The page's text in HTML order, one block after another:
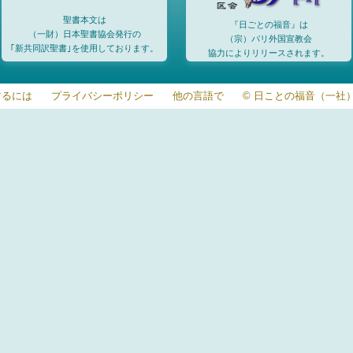
聖書本文は
（一財）日本聖書協会発行の
｢新共同訳聖書｣を使用しております。
『日ごとの福音』は
（宗）パリ外国宣教会
協力によりリリースされます。
には プライバシーポリシー 他の言語で © 日ことの福音（一社